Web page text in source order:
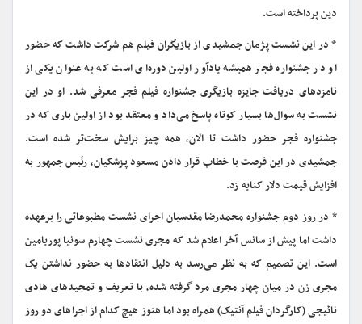
دین پرداخته است.
* در این نشست‌ پژمان جمشیدی از بازیگران فیلم هم شرکت داشت که حضور
او در جشنواره فجر همیشه یادآور اولین دوره‌ای است که به عنوان یکی از
نامزدهای دریافت جایزه بازیگری جشنواره فیلم فجر معرفی شد. او در این
نشست به سوال‌ها بسیار کوتاه پاسخ می‌داد و معتقد بود از اولین باری که در
جشنواره فجر حضور داشت تا الان، همه چیز برایش سخت‌تر شده است.
جمشیدی در این فرصت با خطاب قرار دادن مسعود پزشکیان، رئیس جمهور به
افزایش قیمت دلار کنایه زد.
* در روز دوم جشنواره محمدرضا مقدسیان اجرای نشست مطبوعاتی را برعهده
داشت اما پیش از سانس آخر اعلام شد که مجری نشست چهارم سونیا پوریامین
است. این تصمیم که به نظر می‌رسد به دلیل انتقادها به حضور نداشتن یک
مجری زن در میان چهار مجری مرد گرفته شده، با تعریف و تمجیدهای هادی
نائیجی (کارگردان فیلم آنتیک) همراه بود اما هنوز هیچ کدام از اجراهای دو روز